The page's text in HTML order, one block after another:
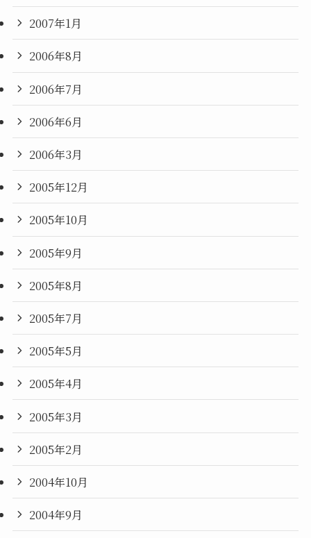
2007年1月
2006年8月
2006年7月
2006年6月
2006年3月
2005年12月
2005年10月
2005年9月
2005年8月
2005年7月
2005年5月
2005年4月
2005年3月
2005年2月
2004年10月
2004年9月